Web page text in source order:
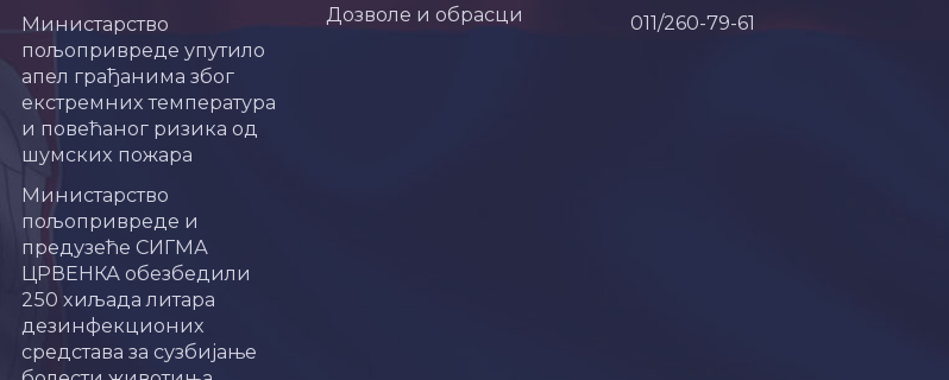
Министарство
пољопривреде упутило
апел грађанима због
екстремних температура
и повећаног ризика од
шумских пожара
Министарство
пољопривреде и
предузеће СИГМА
ЦРВЕНКА обезбедили
250 хиљада литара
дезинфекционих
средстава за сузбијање
Дозволе и обрасци
011/260-79-61